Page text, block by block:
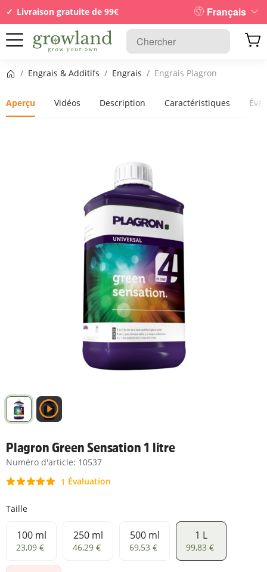
Livraison gratuite de 99€ Français
Page d’accueil
/ Engrais & Additifs / Engrais / Engrais Plagron
Aperçu Vidéos Description Caractéristiques
Plagron Green Sensation 1 litre
Numéro d'article: 10537
1 Évaluation
Taille
100 ml
100 ml
23,09 €
250 ml
250 ml
46,29 €
500 ml
500 ml
69,53 €
1 L
1 L
99,83 €